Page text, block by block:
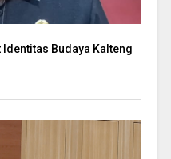
Budaya Kalteng